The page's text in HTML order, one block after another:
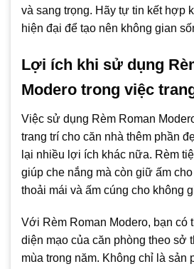
và sang trọng. Hãy tự tin kết hợp
hiện đại để tạo nên không gian
Lợi ích khi sử dụng
Modero trong việc
Việc sử dụng Rèm Roman
trang trí cho căn nhà thêm phần
lại nhiều lợi ích khác nữa. Rèm
giúp che nắng mà còn giữ ấm
thoải mái và ấm cúng cho không
Với Rèm Roman Modero, bạn có
diện mạo của căn phòng theo sở
mùa trong năm. Không chỉ là sản